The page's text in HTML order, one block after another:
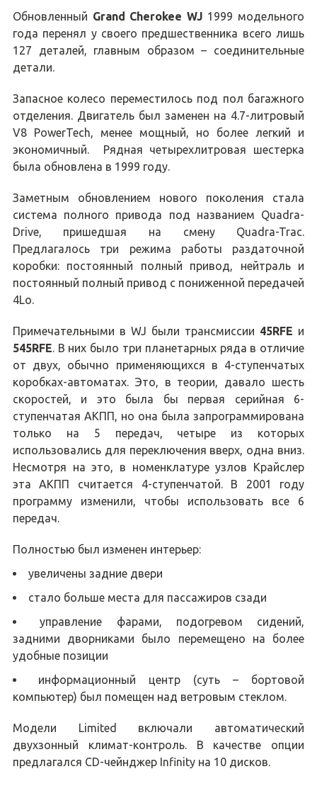
Обновленный Grand Cherokee WJ 1999 модельного
года перенял у своего предшественника всего лишь
127 деталей, главным образом – соединительные
детали.
Запасное колесо переместилось под пол багажного
отделения. Двигатель был заменен на 4.7-литровый
V8 PowerTech, менее мощный, но более легкий и
экономичный. Рядная четырехлитровая шестерка
была обновлена в 1999 году.
Заметным обновлением нового поколения стала
система полного привода под названием Quadra-
Drive, пришедшая на смену Quadra-Trac.
Предлагалось три режима работы раздаточной
коробки: постоянный полный привод, нейтраль и
постоянный полный привод с пониженной передачей
4Lo.
Примечательными в WJ были трансмиссии 45RFE и
545RFE. В них было три планетарных ряда в отличие
от двух, обычно применяющихся в 4-ступенчатых
коробках-автоматах. Это, в теории, давало шесть
скоростей, и это была бы первая серийная 6-
ступенчатая АКПП, но она была запрограммирована
только на 5 передач, четыре из которых
использовались для переключения вверх, одна вниз.
Несмотря на это, в номенклатуре узлов Крайслер
эта АКПП считается 4-ступенчатой. В 2001 году
программу изменили, чтобы использовать все 6
передач.
Полностью был изменен интерьер:
увеличены задние двери
стало больше места для пассажиров сзади
управление фарами, подогревом сидений,
задними дворниками было перемещено на более
удобные позиции
информационный центр (суть – бортовой
компьютер) был помещен над ветровым стеклом.
Модели Limited включали автоматический
двухзонный климат-контроль. В качестве опции
предлагался CD-чейнджер Infinity на 10 дисков.